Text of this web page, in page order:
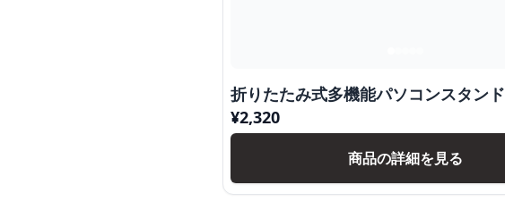
折りたたみ式多機能パソコンスタンド
¥2,320
商品の詳細を見る